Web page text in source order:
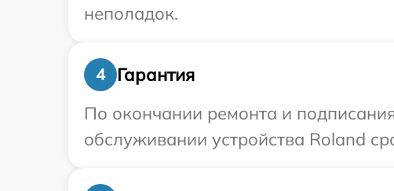
неполадок.
4
Гарантия
По окончании ремонта и
обслуживании устройства Roland